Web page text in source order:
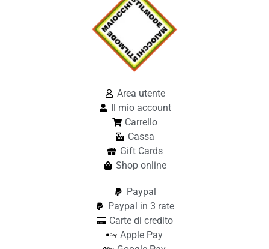
Area utente
Il mio account
Carrello
Cassa
Gift Cards
Shop online
Paypal
Paypal in 3 rate
Carte di credito
Apple Pay